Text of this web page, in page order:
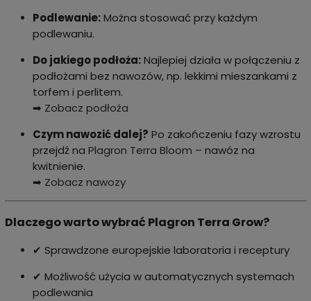
Podlewanie:Można stosować przy każdym
podlewaniu.
Do jakiego podłoża:Najlepiej działa w połączeniu z
podłożami bez nawozów, np. lekkimi mieszankami z
torfem i perlitem.
➡ Zobacz podłoża
Czym nawozić dalej? Po zakończeniu fazy wzrostu
przejdź na Plagron Terra Bloom – nawóz na
kwitnienie.
➡ Zobacz nawozy
Dlaczego warto wybrać Plagron Terra Grow?
✔ Sprawdzone europejskie laboratoria i receptury
✔ Możliwość użycia w automatycznych systemach
podlewania